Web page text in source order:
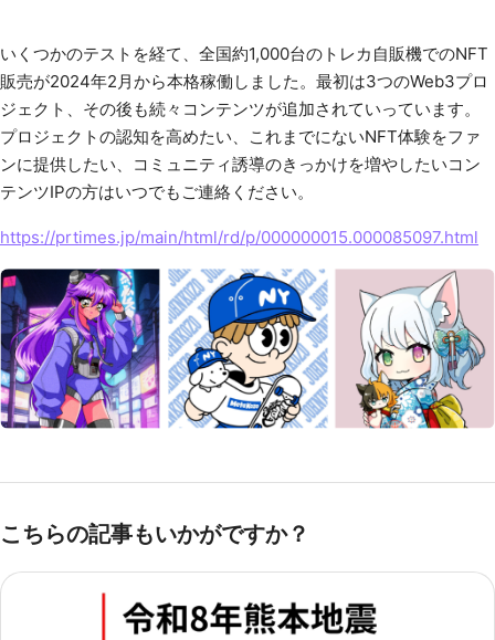
いくつかのテストを経て、全国約1,000台のトレカ自販機でのNFT
販売が2024年2月から本格稼働しました。最初は3つのWeb3プロ
ジェクト、その後も続々コンテンツが追加されていっています。
プロジェクトの認知を高めたい、これまでにないNFT体験をファ
ンに提供したい、コミュニティ誘導のきっかけを増やしたいコン
テンツIPの方はいつでもご連絡ください。
https://prtimes.jp/main/html/rd/p/000000015.000085097.html
こちらの記事もいかがですか？